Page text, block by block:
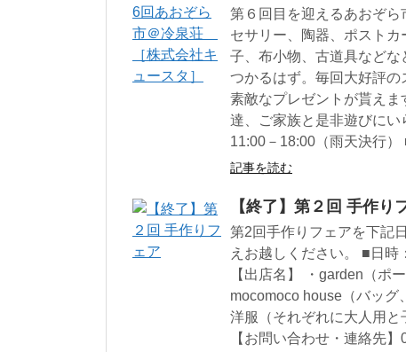
第６回目を迎えるあおぞ
セサリー、陶器、ポスト
子、布小物、古道具など
つかるはず。毎回大好評の
素敵なプレゼントが貰え
達、ご家族と是非遊びにい
11:00－18:00（雨天決行
記事を読む
【終了】第２回 手作り
第2回手作りフェアを下記
えお越しください。 ■日
【出店名】 ・garden（ポ
mocomoco house（バッグ
洋服（それぞれに大人用
【お問い合わせ・連絡先